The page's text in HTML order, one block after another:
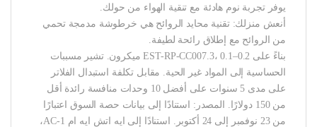
يوفر تجربة نوم هادئة مع تنقية الهواء من حولك.
أنعش منزلك: تقنية محايد الروائح هي خرطوشة مدمجة تحمي
من الروائح مع إطلاق رائحة لطيفة.
بناءً على EST-RP-CC007.3، 0.1–0.2 ميكرون. تشير مسببات
الحساسية إلى المواد غير الحية. مقابل تكلفة استبدال الفلاتر
على مدى 5 سنوات على أفضل 10 وحدات منافسة رائدة أقل
من 150 دولارًا. المصدر: استنادًا إلى بيانات حصة السوق اعتبارًا
من 23 نوفمبر إلى 24 أكتوبر. استنادًا إلى ايه اتش ايه ام AC-1،